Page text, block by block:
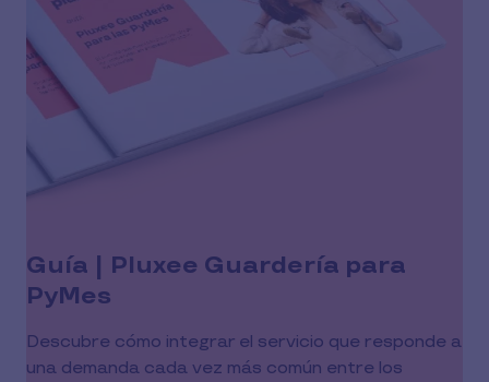
Guía | Pluxee Guardería para
PyMes
Descubre cómo integrar el servicio que responde a
una demanda cada vez más común entre los